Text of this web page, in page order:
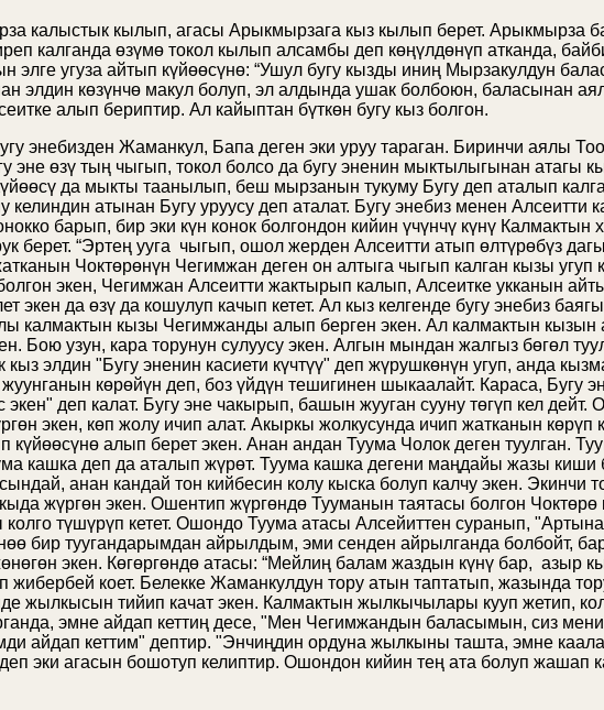
калыстык кылып, агасы Арыкмырзага кыз кылып берет. Арыкмырза
калганда өзүмө токол кылып алсамбы деп көңүлдөнүп атканда,
элге угуза айтып күйөөсүнө: “Ушул бугу кызды иниң Мырзакулдун
элдин көзүнчө макул болуп, эл алдында ушак болбоюн, баласынан
алып бериптир. Ал кайыптан бүткөн бугу кыз болгон.
энебизден Жаманкул, Бапа деген эки уруу тараган. Биринчи аялы
эне өзү тың чыгып, токол болсо да бугу эненин мыктылыгынан атагы
да мыкты таанылып, беш мырзанын тукуму Бугу деп аталып
келиндин атынан Бугу уруусу деп аталат. Бугу энебиз менен Алсеитти
барып, бир эки күн конок болгондон кийин үчүнчү күнү Калмактын
берет. “Эртең ууга чыгып, ошол жерден Алсеитти атып өлтүрөбүз
Чоктөрөнүн Чегимжан деген он алтыга чыгып калган кызы угуп
экен, Чегимжан Алсеитти жактырып калып, Алсеитке укканын
экен да өзү да кошулуп качып кетет. Ал кыз келгенде бугу энебиз
калмактын кызы Чегимжанды алып берген экен. Ал калмактын кызын
Бою узун, кара торунун сулуусу экен. Алгын мындан жалгыз бөгөл
элдин "Бугу эненин касиети күчтүү" деп жүрушкөнүн угуп, анда
көрөйүн деп, боз үйдүн тешигинен шыкаалайт. Караса, Бугу
экен" деп калат. Бугу эне чакырып, башын жууган сууну төгүп кел
экен, көп жолу ичип алат. Акыркы жолкусунда ичип жатканын көрүп
күйөөсүнө алып берет экен. Анан андан Туума Чолок деген туулган.
кашка деп да аталып жүрөт. Туума кашка дегени маңдайы жазы киши
анан кандай тон кийбесин колу кыска болуп калчу экен. Экинчи
жүргөн экен. Ошентип жүргөндө Тууманын таятасы болгон
түшүрүп кетет. Ошондо Туума атасы Алсейиттен суранып,
бир туугандарымдан айрылдым, эми сенден айрылганда болбойт,
экен. Көгөргөндө атасы: “Мейлиң балам жаздын күнү бар, азыр
жибербей коет. Белекке Жаманкулдун тору атын таптатып, жазында
жылкысын тийип качат экен. Калмактын жылкычылары кууп жетип,
эмне айдап кеттиң десе, "Мен Чегимжандын баласымын, сиз
айдап кеттим" дептир. "Энчиңдин ордуна жылкыны ташта, эмне
эки агасын бошотуп келиптир. Ошондон кийин тең ата болуп жашап